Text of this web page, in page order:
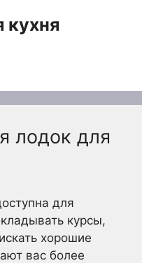
лодок для
для
курсы,
хорошие
вас более